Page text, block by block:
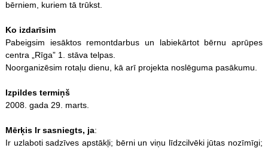
bērniem, kuriem tā trūkst.
Ko izdarīsim
Pabeigsim iesāktos remontdarbus un labiekārtot bērnu aprūpes
centra „Rīga” 1. stāva telpas.
Noorganizēsim rotaļu dienu, kā arī projekta noslēguma pasākumu.
Izpildes termiņš
2008. gada 29. marts.
Mērķis Ir sasniegts, ja:
Ir uzlaboti sadzīves apstākļi; bērni un viņu līdzcilvēki jūtas nozīmīgi;